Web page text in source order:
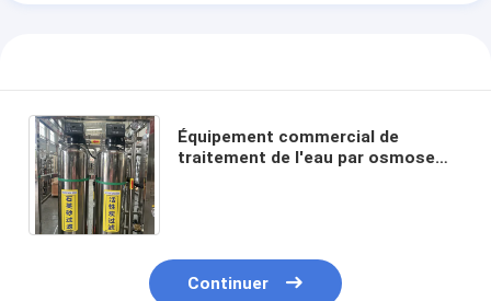
Équipement commercial de
traitement de l'eau par osmose
Continuer